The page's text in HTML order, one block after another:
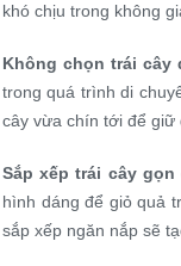
khó chịu trong không
Không chọn trái cây
trong quá trình di
cây vừa chín tới để giữ
Sắp xếp trái cây gọn
hình dáng để giỏ quả
sắp xếp ngăn nắp sẽ